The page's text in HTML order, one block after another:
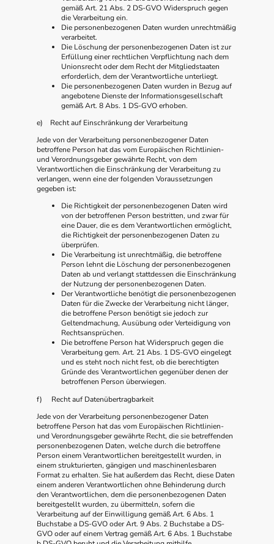
gemäß Art. 21 Abs. 2 DS-GVO Widerspruch gegen
die Verarbeitung ein.
Die personenbezogenen Daten wurden unrechtmäßig
verarbeitet.
Die Löschung der personenbezogenen Daten ist zur
Erfüllung einer rechtlichen Verpflichtung nach dem
Unionsrecht oder dem Recht der Mitgliedstaaten
erforderlich, dem der Verantwortliche unterliegt.
Die personenbezogenen Daten wurden in Bezug auf
angebotene Dienste der Informationsgesellschaft
gemäß Art. 8 Abs. 1 DS-GVO erhoben.
e) Recht auf Einschränkung der Verarbeitung
Jede von der Verarbeitung personenbezogener Daten
betroffene Person hat das vom Europäischen Richtlinien-
und Verordnungsgeber gewährte Recht, von dem
Verantwortlichen die Einschränkung der Verarbeitung zu
verlangen, wenn eine der folgenden Voraussetzungen
gegeben ist:
Die Richtigkeit der personenbezogenen Daten wird
von der betroffenen Person bestritten, und zwar für
eine Dauer, die es dem Verantwortlichen ermöglicht,
die Richtigkeit der personenbezogenen Daten zu
überprüfen.
Die Verarbeitung ist unrechtmäßig, die betroffene
Person lehnt die Löschung der personenbezogenen
Daten ab und verlangt stattdessen die Einschränkung
der Nutzung der personenbezogenen Daten.
Der Verantwortliche benötigt die personenbezogenen
Daten für die Zwecke der Verarbeitung nicht länger,
die betroffene Person benötigt sie jedoch zur
Geltendmachung, Ausübung oder Verteidigung von
Rechtsansprüchen.
Die betroffene Person hat Widerspruch gegen die
Verarbeitung gem. Art. 21 Abs. 1 DS-GVO eingelegt
und es steht noch nicht fest, ob die berechtigten
Gründe des Verantwortlichen gegenüber denen der
betroffenen Person überwiegen.
f) Recht auf Datenübertragbarkeit
Jede von der Verarbeitung personenbezogener Daten
betroffene Person hat das vom Europäischen Richtlinien-
und Verordnungsgeber gewährte Recht, die sie betreffenden
personenbezogenen Daten, welche durch die betroffene
Person einem Verantwortlichen bereitgestellt wurden, in
einem strukturierten, gängigen und maschinenlesbaren
Format zu erhalten. Sie hat außerdem das Recht, diese Daten
einem anderen Verantwortlichen ohne Behinderung durch
den Verantwortlichen, dem die personenbezogenen Daten
bereitgestellt wurden, zu übermitteln, sofern die
Verarbeitung auf der Einwilligung gemäß Art. 6 Abs. 1
Buchstabe a DS-GVO oder Art. 9 Abs. 2 Buchstabe a DS-
GVO oder auf einem Vertrag gemäß Art. 6 Abs. 1 Buchstabe